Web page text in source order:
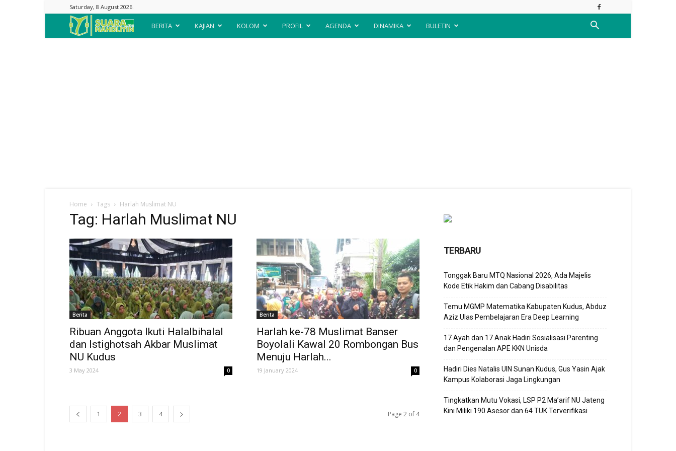
Saturday, 8 August 2026.
Suara
BERITA KAJIAN KOLOM PROFIL AGENDA DINAMIKA BULETIN
Home Tags Harlah Muslimat NU
Tag: Harlah Muslimat NU
Berita
Ribuan Anggota Ikuti Halalbihalal
dan Istighotsah Akbar Muslimat
NU Kudus
3 May 2024 0
Berita
Harlah ke-78 Muslimat Banser
Boyolali Kawal 20 Rombongan Bus
Menuju Harlah...
19 January 2024 0
1 2 3 4 Page 2 of 4
TERBARU
Tonggak Baru MTQ Nasional 2026, Ada Majelis
Kode Etik Hakim dan Cabang Disabilitas
Temu MGMP Matematika Kabupaten Kudus, Abduz
Aziz Ulas Pembelajaran Era Deep Learning
17 Ayah dan 17 Anak Hadiri Sosialisasi Parenting
dan Pengenalan APE KKN Unisda
Hadiri Dies Natalis UIN Sunan Kudus, Gus Yasin Ajak
Kampus Kolaborasi Jaga Lingkungan
Tingkatkan Mutu Vokasi, LSP P2 Ma’arif NU Jateng
Kini Miliki 190 Asesor dan 64 TUK Terverifikasi